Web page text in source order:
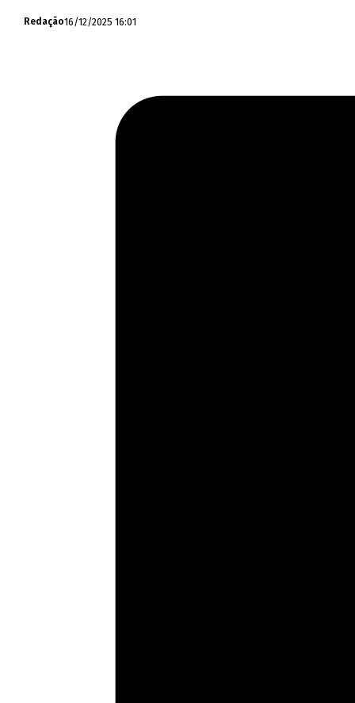
Redação16/12/2025 16:01